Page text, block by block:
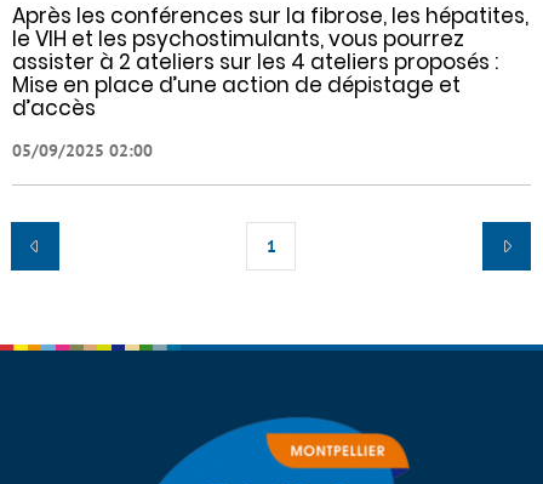
Après les conférences sur la fibrose, les hépatites,
le VIH et les psychostimulants, vous pourrez
assister à 2 ateliers sur les 4 ateliers proposés :
Mise en place d’une action de dépistage et
d’accès
05/09/2025 02:00
1